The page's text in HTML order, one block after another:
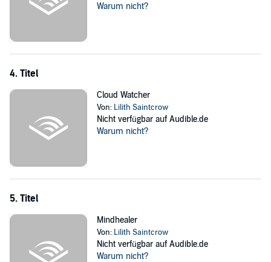
Warum nicht?
4. Titel
Cloud Watcher
Von: Lilith Saintcrow
Nicht verfügbar auf Audible.de
Warum nicht?
5. Titel
Mindhealer
Von: Lilith Saintcrow
Nicht verfügbar auf Audible.de
Warum nicht?